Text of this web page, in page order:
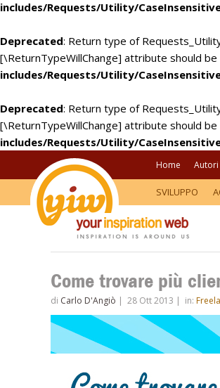
includes/Requests/Utility/
Deprecated: Return type of
[\ReturnTypeWillChange] attribute should
includes/Requests/Utility/
Deprecated: Return type of
[\ReturnTypeWillChange] attribute should
includes/Requests/Utility/
Home Autori
SVILUPPO
Come trovare più
di Carlo D'Angiò | 28 Ott 2013 | in: